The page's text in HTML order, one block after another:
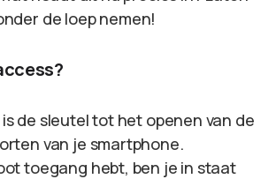
de loep nemen!
is de sleutel tot het openen van de
van je smartphone.
toegang hebt, ben je in staat